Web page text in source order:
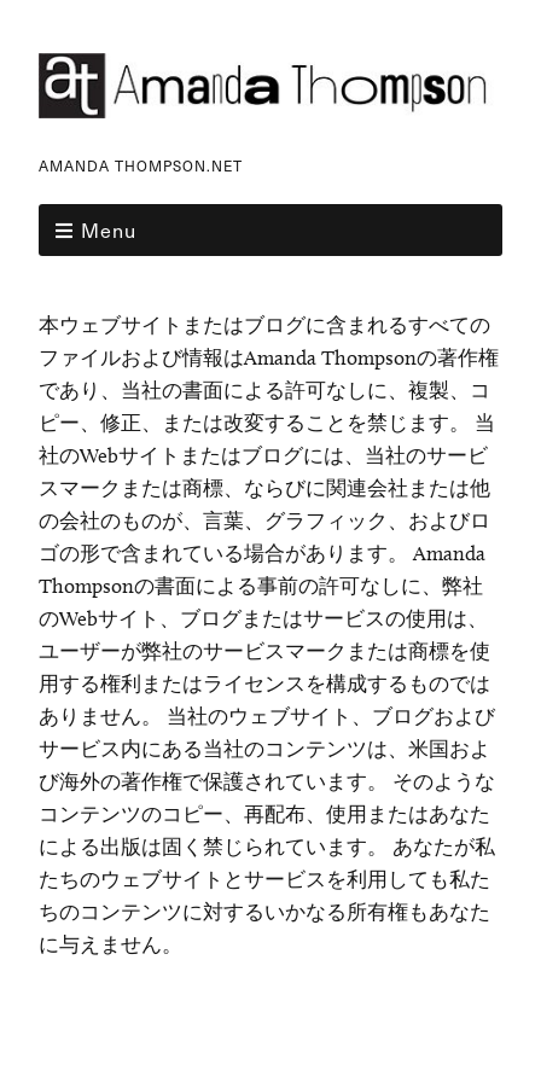
AMANDA THOMPSON.NET
Menu
本ウェブサイトまたはブログに含まれるすべての
ファイルおよび情報はAmanda Thompsonの著作権
であり、当社の書面による許可なしに、複製、コ
ピー、修正、または改変することを禁じます。 当
社のWebサイトまたはブログには、当社のサービ
スマークまたは商標、ならびに関連会社または他
の会社のものが、言葉、グラフィック、およびロ
ゴの形で含まれている場合があります。 Amanda
Thompsonの書面による事前の許可なしに、弊社
のWebサイト、ブログまたはサービスの使用は、
ユーザーが弊社のサービスマークまたは商標を使
用する権利またはライセンスを構成するものでは
ありません。 当社のウェブサイト、ブログおよび
サービス内にある当社のコンテンツは、米国およ
び海外の著作権で保護されています。 そのような
コンテンツのコピー、再配布、使用またはあなた
による出版は固く禁じられています。 あなたが私
たちのウェブサイトとサービスを利用しても私た
ちのコンテンツに対するいかなる所有権もあなた
に与えません。